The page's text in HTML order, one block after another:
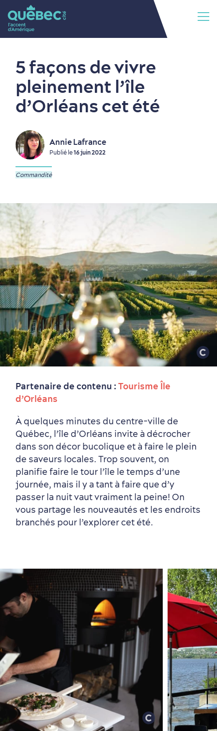
Vieux-Québec
Quartiers centraux
Incontournables
Quoi faire en août
7 expériences gourmandes
Produits locaux
Où dormir?
Vieux-Québec
Forfaits et rabais
Itinéraires
5 façons de vivre
pleinement l’île
d’Orléans cet été
Annie Lafrance
Publié le16 juin 2022
Commandité
Partenaire de contenu : Tourisme Île
d’Orléans
À quelques minutes du centre-ville de
Québec, l’île d’Orléans invite à décrocher
dans son décor bucolique et à faire le plein
de saveurs locales. Trop souvent, on
planifie faire le tour l’île le temps d’une
journée, mais il y a tant à faire que d’y
passer la nuit vaut vraiment la peine! On
vous partage les nouveautés et les endroits
branchés pour l’explorer cet été.